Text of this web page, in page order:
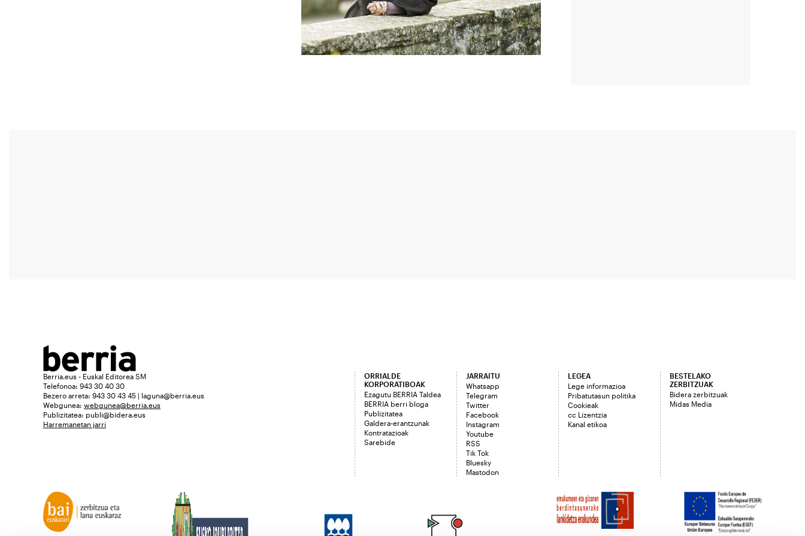
Berria.eus - Euskal Editorea SM
Telefonoa: 943 30 40 30
Bezero arreta: 943 30 43 45 | laguna@berria.eus
Webgunea: webgunea@berria.eus
Publizitatea: publi@bidera.eus
Harremanetan jarri
ORRIALDE
KORPORATIBOAK
Ezagutu BERRIA Taldea
BERRIA berri bloga
Publizitatea
Galdera-erantzunak
Kontratazioak
Sarebide
JARRAITU
Whatsapp
Telegram
Twitter
Facebook
Instagram
Youtube
RSS
Tik Tok
Bluesky
Mastodon
LEGEA
Lege informazioa
Pribatutasun politika
Cookieak
cc Lizentzia
Kanal etikoa
BESTELAKO
ZERBITZUAK
Bidera zerbitzuak
Midas Media